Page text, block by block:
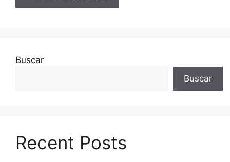
Buscar
Buscar
Recent Posts